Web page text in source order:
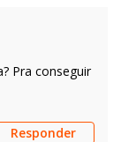
Pra conseguir
Responder